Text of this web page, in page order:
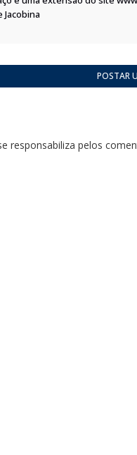
Jacobina
POSTAR
responsabiliza pelos